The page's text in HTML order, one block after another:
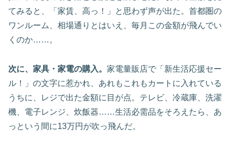
てみると、「家賃、高っ！」と思わず声が出た。首都圏の
ワンルーム、相場通りとはいえ、毎月この金額が飛んでい
くのか……。
次に、家具・家電の購入。 家電量販店で「新生活応援セー
ル！」の文字に惹かれ、あれもこれもカートに入れている
うちに、レジで出た金額に目が点。テレビ、冷蔵庫、洗濯
機、電子レンジ、炊飯器……生活必需品をそろえたら、あ
っという間に13万円が吹っ飛んだ。